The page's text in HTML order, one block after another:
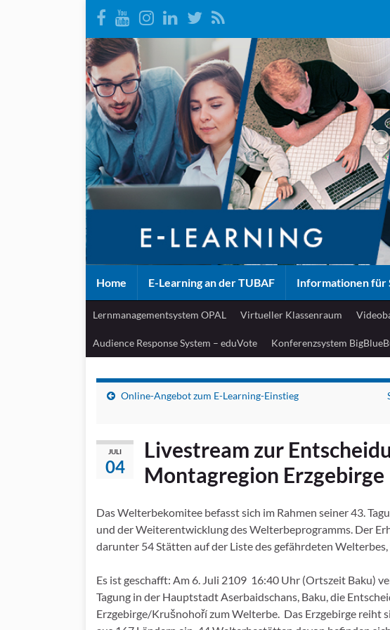
Home E-Learning an der TUBAF Informationen für
Lernmanagementsystem OPAL Virtueller Klassenraum
Audience Response System – eduVote Konferenzsystem
Online-Angebot zum E-Learning-Einstieg
JULI
04
Livestream zur
Montagregion Erzgebirge
Das Welterbekomitee befasst sich im Rahmen seiner 43.
und der Weiterentwicklung des Welterbeprogramms. Der
darunter 54 Stätten auf der Liste des gefährdeten
Es ist geschafft: Am 6. Juli 2109 16:40 Uhr (Ortszeit Baku)
Tagung in der Hauptstadt Aserbaidschans, Baku, die
Erzgebirge/Krušnohoří zum Welterbe. Das Erzgebirge reiht